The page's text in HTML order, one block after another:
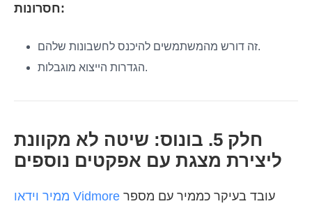
חסרונות:
זה דורש מהמשתמשים להיכנס לחשבונות שלהם.
הגדרות הייצוא מוגבלות.
חלק 5. בונוס: שיטה לא מקוונת
ליצירת מצגת עם אפקטים נוספים
ממיר וידאו Vidmore